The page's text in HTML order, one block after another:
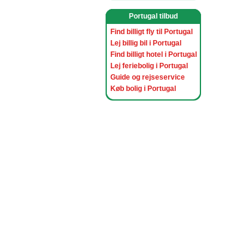
Portugal tilbud
Find billigt fly til Portugal
Lej billig bil i Portugal
Find billigt hotel i Portugal
Lej feriebolig i Portugal
Guide og rejseservice
Køb bolig i Portugal